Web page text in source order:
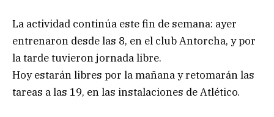
La actividad continúa este fin de semana: ayer
entrenaron desde las 8, en el club Antorcha, y por
la tarde tuvieron jornada libre.
Hoy estarán libres por la mañana y retomarán las
tareas a las 19, en las instalaciones de Atlético.